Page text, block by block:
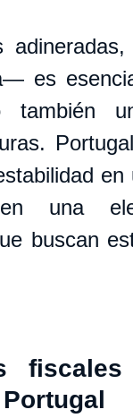
es
también
en una
buscan